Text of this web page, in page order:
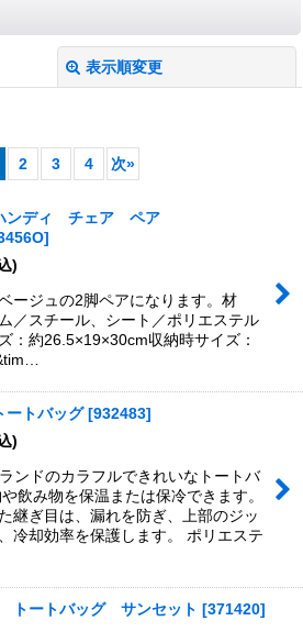
表示順変更
絞り込む
2 3 4 次»
ンディ チェア ペア
]
)
ージュの2脚ペアになります。材
／スチール、シート／ポリエステル
：約26.5×19×30cm収納時サイズ：
ートバッグ [932483]
)
ンドのカラフルできれいなトートバ
飲み物を保温または保冷できます。
継ぎ目は、漏れを防ぎ、上部のジッ
冷却効率を保護します。 ポリエステ
トートバッグ サンセット [371420]